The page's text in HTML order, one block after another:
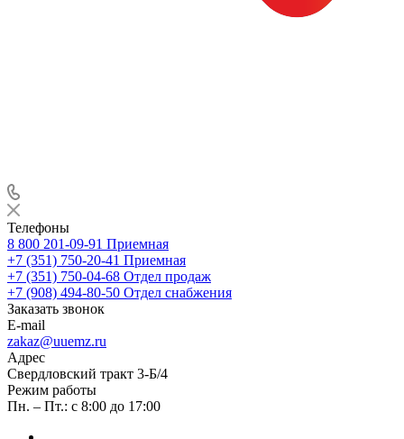
Телефоны
8 800 201-09-91 Приемная
+7 (351) 750-20-41 Приемная
+7 (351) 750-04-68 Отдел продаж
+7 (908) 494-80-50 Отдел снабжения
Заказать звонок
E-mail
zakaz@uuemz.ru
Адрес
Свердловский тракт 3-Б/4
Режим работы
Пн. – Пт.: с 8:00 до 17:00